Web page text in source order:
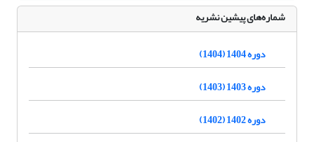
شماره‌های پیشین نشریه
دوره 1404 (1404)
دوره 1403 (1403)
دوره 1402 (1402)